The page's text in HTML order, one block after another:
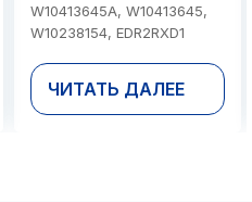
W10413645A, W10413645,
W10238154, EDR2RXD1
и 53, сертифицированные
NSF и IAPMO 、 EPA
【Время выполнения
ЧИТАТЬ ДАЛЕЕ